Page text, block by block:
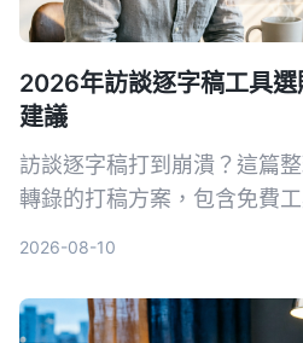
2026年訪談逐字稿工具
建議
訪談逐字稿打到崩潰？這篇
轉錄的打稿方案，包含免費
2026-08-10